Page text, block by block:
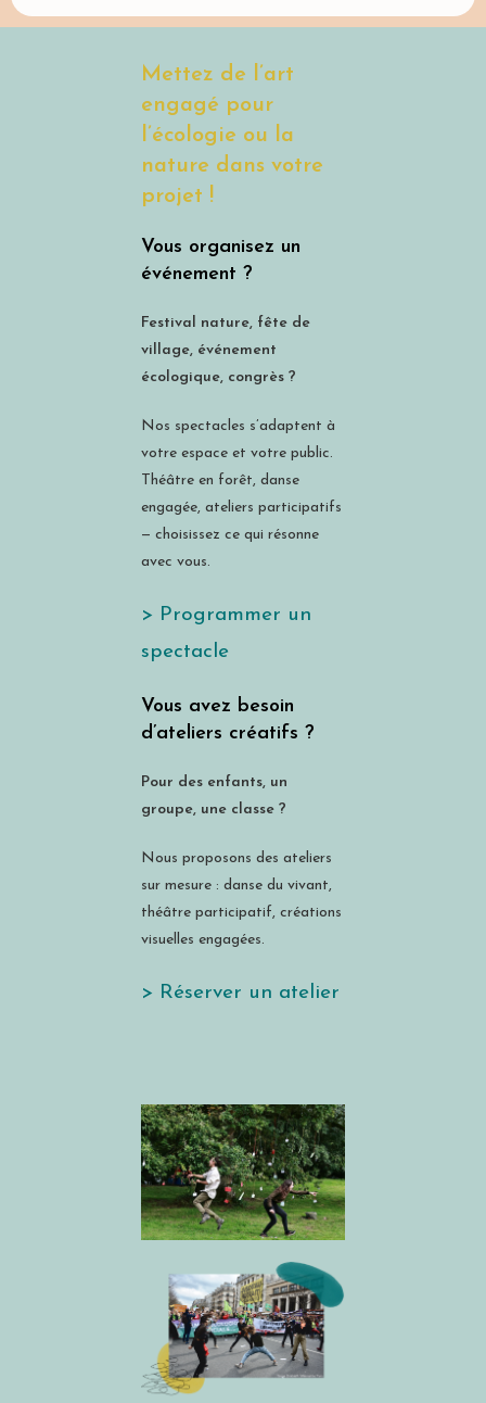
Mettez de l’art
engagé pour
l’écologie ou la
nature dans votre
projet !
Vous organisez un
événement ?
Festival nature, fête de
village, événement
écologique, congrès ?
Nos spectacles s’adaptent à
votre espace et votre public.
Théâtre en forêt, danse
engagée, ateliers participatifs
— choisissez ce qui résonne
avec vous.
> Programmer un
spectacle
Vous avez besoin
d’ateliers créatifs ?
Pour des enfants, un
groupe, une classe ?
Nous proposons des ateliers
sur mesure : danse du vivant,
théâtre participatif, créations
visuelles engagées.
> Réserver un atelier